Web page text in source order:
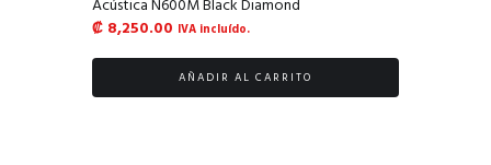
Acústica N600M Black Diamond
₡ 8,250.00 IVA incluído.
AÑADIR AL CARRITO